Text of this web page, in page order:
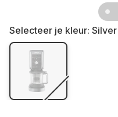
Selecteer je kleur: Silver